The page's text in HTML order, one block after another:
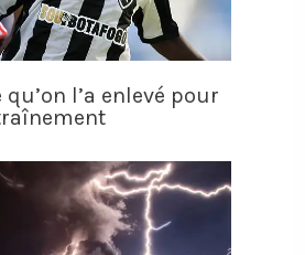
l’a enlevé pour